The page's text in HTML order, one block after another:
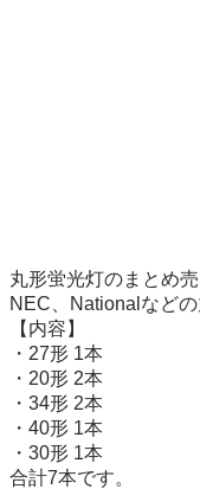
丸形蛍光灯のまとめ売
NEC、Nationalなどの
【内容】
・27形 1本
・20形 2本
・34形 2本
・40形 1本
・30形 1本
合計7本です。